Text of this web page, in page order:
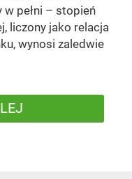
w pełni – stopień
liczony jako relacja
wynosi zaledwie